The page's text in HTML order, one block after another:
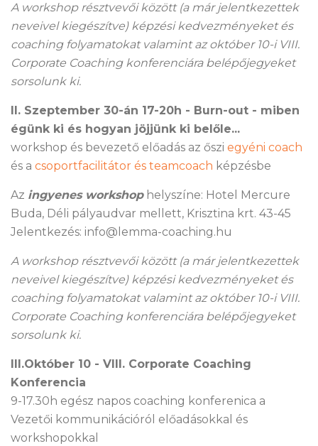
A workshop résztvevői között (a már jelentkezettek
neveivel kiegészítve) képzési kedvezményeket és
coaching folyamatokat valamint az október 10-i VIII.
Corporate Coaching konferenciára belépőjegyeket
sorsolunk ki.
II. Szeptember 30-án 17-20h - Burn-out - miben
égünk ki és hogyan jöjjünk ki belőle...
workshop és bevezető előadás az őszi egyéni coach
és a csoportfacilitátor és teamcoach képzésbe
Az ingyenes workshophelyszíne: Hotel Mercure
Buda, Déli pályaudvar mellett, Krisztina krt. 43-45
Jelentkezés: info@lemma-coaching.hu
A workshop résztvevői között (a már jelentkezettek
neveivel kiegészítve) képzési kedvezményeket és
coaching folyamatokat valamint az október 10-i VIII.
Corporate Coaching konferenciára belépőjegyeket
sorsolunk ki.
III.Október 10 - VIII. Corporate Coaching
Konferencia
9-17.30h egész napos coaching konferenica a
Vezetői kommunikációról előadásokkal és
workshopokkal